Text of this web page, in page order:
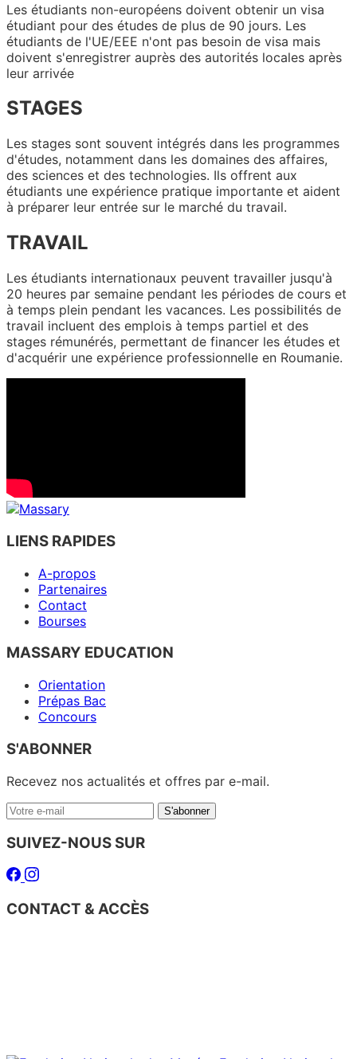
Les étudiants non-européens doivent obtenir un visa
étudiant pour des études de plus de 90 jours. Les
étudiants de l'UE/EEE n'ont pas besoin de visa mais
doivent s'enregistrer auprès des autorités locales après
leur arrivée
STAGES
Les stages sont souvent intégrés dans les programmes
d'études, notamment dans les domaines des affaires,
des sciences et des technologies. Ils offrent aux
étudiants une expérience pratique importante et aident
à préparer leur entrée sur le marché du travail.
TRAVAIL
Les étudiants internationaux peuvent travailler jusqu'à
20 heures par semaine pendant les périodes de cours et
à temps plein pendant les vacances. Les possibilités de
travail incluent des emplois à temps partiel et des
stages rémunérés, permettant de financer les études et
d'acquérir une expérience professionnelle en Roumanie.
LIENS RAPIDES
A-propos
Partenaires
Contact
Bourses
MASSARY EDUCATION
Orientation
Prépas Bac
Concours
S'ABONNER
Recevez nos actualités et offres par e-mail.
Votre
e-
mail
S'abonner
SUIVEZ-NOUS SUR
Facebook
Instagram
CONTACT & ACCÈS